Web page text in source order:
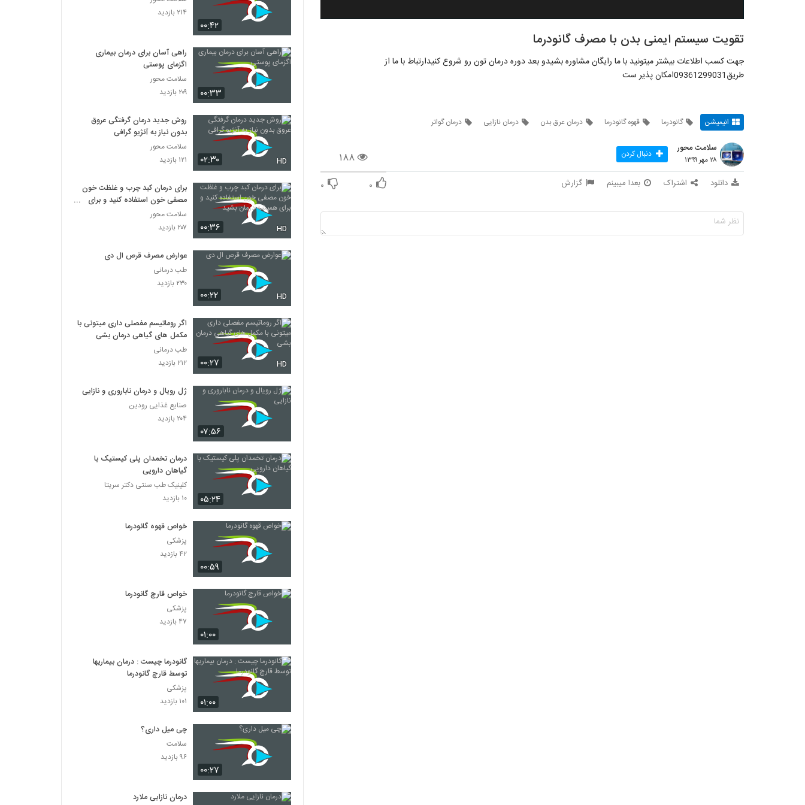
تقویت سیستم ایمنی بدن با مصرف گانودرما
جهت کسب اطلاعات بیشتر میتونید با ما رایگان مشاوره بشیدو بعد دوره درمان تون رو شروع کنیدارتباط با ما از
طریق09361299031امکان پذیر ست
انیمیشن گانودرما قهوه گانودرما درمان عرق بدن درمان نازایی درمان گواتر
۱۸۸
سلامت محور
۲۸ مهر ۱۳۹۹ دنبال کردن
دانلود اشتراک بعدا میبینم گزارش ۰ ۰
۰۰:۴۲
۲۱۴ بازدید
۰۰:۳۳
راهی آسان برای درمان بیماری
اگزمای پوستی
سلامت محور
۲۰۹ بازدید
۰۲:۳۰ HD
روش جدید درمان گرفتگی عروق
بدون نیاز به آنژیو گرافی
سلامت محور
۱۲۱ بازدید
۰۰:۳۶ HD
برای درمان کبد چرب و غلظت خون
مصفی خون استفاده کنید و برای
همیشه درمان بشید
سلامت محور
۲۰۷ بازدید
۰۰:۲۲ HD
عوارض مصرف قرص ال دی
طب درمانی
۲۳۰ بازدید
۰۰:۲۷ HD
اگر روماتیسم مفصلی داری میتونی با
مکمل های گیاهی درمان بشی
طب درمانی
۲۱۲ بازدید
۰۷:۵۶
ژل رویال و درمان ناباروری و نازایی
صنایع غذایی رودین
۲۰۴ بازدید
۰۵:۲۴
درمان تخمدان پلی کیستیک با
گیاهان دارویی
کلینیک طب سنتی دکتر سریتا
۱۰ بازدید
۰۰:۵۹
خواص قهوه گانودرما
پزشکی
۴۲ بازدید
۰۱:۰۰
خواص قارچ گانودرما
پزشکی
۴۷ بازدید
۰۱:۰۰
گانودرما چیست : درمان بیماریها
توسط قارچ گانودرما
پزشکی
۱۰۱ بازدید
۰۰:۲۷
چی میل داری؟
سلامت
۹۶ بازدید
درمان نازایی ملارد